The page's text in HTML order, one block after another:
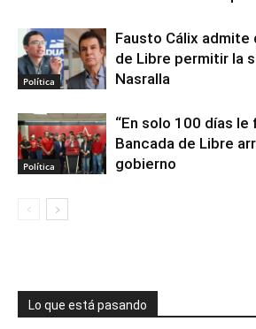
Política
Fausto Cálix admite
de Libre permitir la
Nasralla
Política
“En solo 100 días le
Bancada de Libre
gobierno
Lo que está pasando